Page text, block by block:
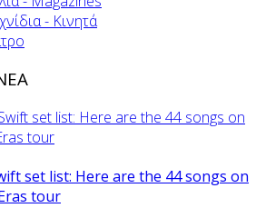
- Κινητά
set list: Here are the 44 songs on
tour